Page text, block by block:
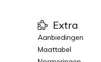
Extra
Aanbiedingen
Maattabel